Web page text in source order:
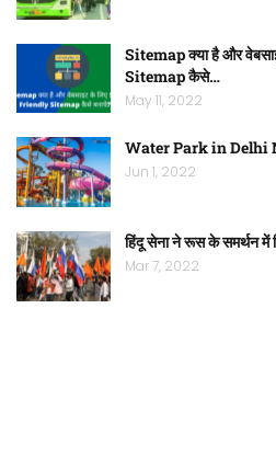
Sitemap क्या है और
Sitemap कैसे…
May 11, 2022
Water Park in Delhi
Jun 1, 2022
हिंदू सेना ने रूस के समर्थन में
Mar 7, 2022